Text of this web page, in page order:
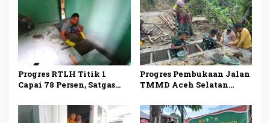
Kemumu Sebrang
Progres RTLH Titik 1
Capai 78 Persen, Satgas
0107/Aceh Selatan Kebut
Finishing
Progres Pembukaan Jalan
TMMD Aceh Selatan
Rampungkan Pondasi
Jembatan Box